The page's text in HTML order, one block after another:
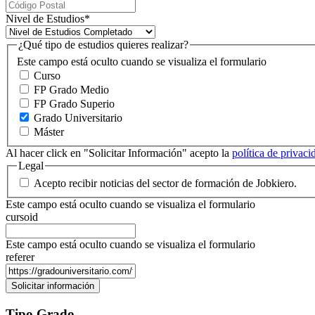
Nivel de Estudios*
Este campo está oculto cuando se visualiza el formulario
¿Qué tipo de estudios quieres realizar?
Curso
FP Grado Medio
FP Grado Superio
Grado Universitario
Máster
Al hacer click en "Solicitar Información" acepto la política de
Legal
Acepto recibir noticias del sector de formación de Jobkiero.
Este campo está oculto cuando se visualiza el formulario
cursoid
Este campo está oculto cuando se visualiza el formulario
referer